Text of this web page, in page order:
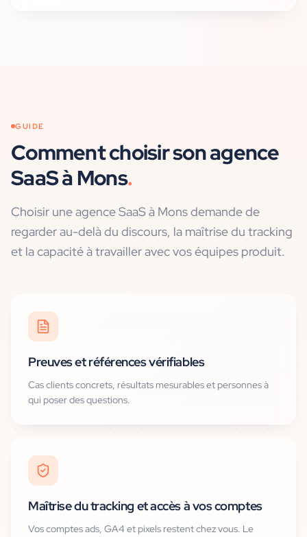
GUIDE
Comment choisir son agence
SaaSà Mons.
Choisir une agence SaaS à Mons demande de
regarder au-delà du discours, la maîtrise du tracking
et la capacité à travailler avec vos équipes produit.
Preuves et références vérifiables
Cas clients concrets, résultats mesurables et personnes à
qui poser des questions.
Maîtrise du tracking et accès à vos comptes
Vos comptes ads, GA4 et pixels restent chez vous. Le